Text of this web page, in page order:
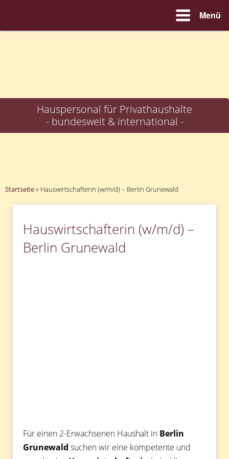
Menü
Hauspersonal für Privathaushalte
- bundesweit & international -
Startseite» Hauswirtschafterin (w/m/d) – Berlin Grunewald
Hauswirtschafterin (w/m/d) –
Berlin Grunewald
Für einen 2-Erwachsenen Haushalt in Berlin
Grunewald suchen wir eine kompetente und